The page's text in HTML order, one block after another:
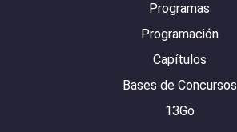
Programas
Programación
Capítulos
Bases de Concursos
13Go